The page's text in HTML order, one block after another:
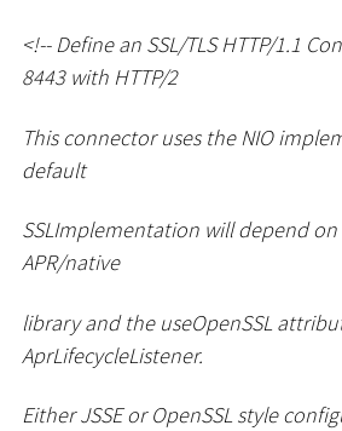
<!-- Define an SSL/TLS HTTP/1.1
8443 with HTTP/2
This connector uses the NIO
default
SSLImplementation will depend
APR/native
library and the useOpenSSL
AprLifecycleListener.
Either JSSE or OpenSSL style